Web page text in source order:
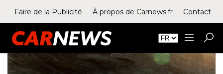
Faire de la Publicité À propos de Carnews.fr Contact